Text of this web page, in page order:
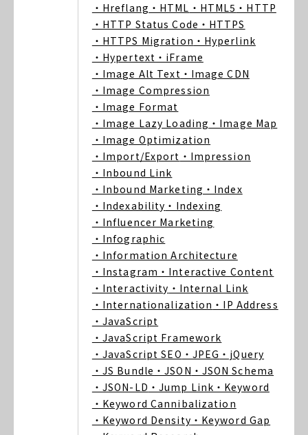
・Hreflang ・HTML ・HTML5 ・HTTP
・HTTP Status Code ・HTTPS
・HTTPS Migration ・Hyperlink
・Hypertext ・iFrame
・Image Alt Text ・Image CDN
・Image Compression
・Image Format
・Image Lazy Loading ・Image Map
・Image Optimization
・Import/Export ・Impression
・Inbound Link
・Inbound Marketing ・Index
・Indexability ・Indexing
・Influencer Marketing
・Infographic
・Information Architecture
・Instagram ・Interactive Content
・Interactivity ・Internal Link
・Internationalization ・IP Address
・JavaScript
・JavaScript Framework
・JavaScript SEO ・JPEG ・jQuery
・JS Bundle ・JSON ・JSON Schema
・JSON-LD ・Jump Link ・Keyword
・Keyword Cannibalization
・Keyword Density ・Keyword Gap